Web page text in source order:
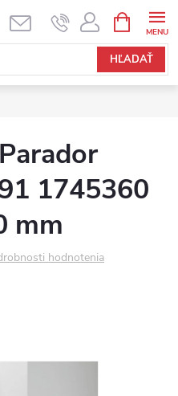
HĽADAŤ
1745360
mm
hodnotenia